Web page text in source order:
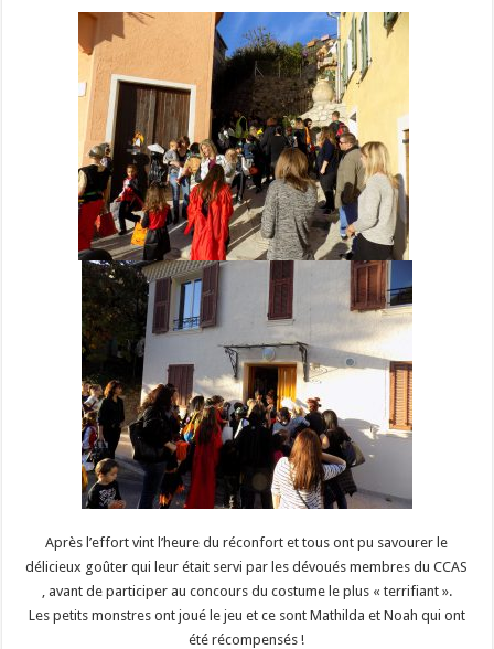
Après l’effort vint l’heure du réconfort et tous ont pu savourer le
délicieux goûter qui leur était servi par les dévoués membres du CCAS
, avant de participer au concours du costume le plus « terrifiant ».
Les petits monstres ont joué le jeu et ce sont Mathilda et Noah qui ont
été récompensés !